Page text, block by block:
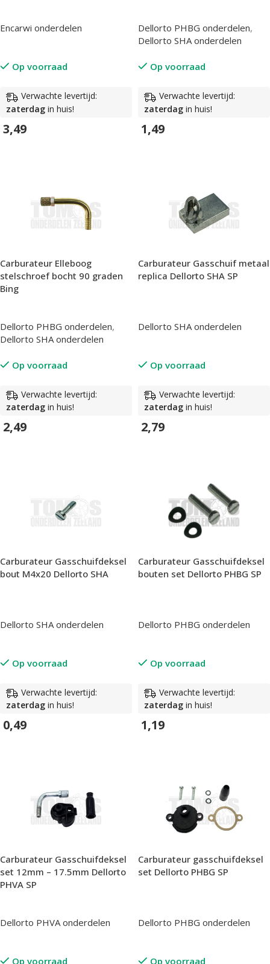
Encarwi onderdelen
Op voorraad
Verwachte levertijd:
zaterdag in huis!
3,49
Dellorto PHBG onderdelen,
Dellorto SHA onderdelen
Op voorraad
Verwachte levertijd:
zaterdag in huis!
1,49
Carburateur Elleboog
stelschroef bocht 90 graden
Bing
Dellorto PHBG onderdelen,
Dellorto SHA onderdelen
Op voorraad
Verwachte levertijd:
zaterdag in huis!
2,49
Carburateur Gasschuif metaal
replica Dellorto SHA SP
Dellorto SHA onderdelen
Op voorraad
Verwachte levertijd:
zaterdag in huis!
2,79
Carburateur Gasschuifdeksel
bout M4x20 Dellorto SHA
Dellorto SHA onderdelen
Op voorraad
Verwachte levertijd:
zaterdag in huis!
0,49
Carburateur Gasschuifdeksel
bouten set Dellorto PHBG SP
Dellorto PHBG onderdelen
Op voorraad
Verwachte levertijd:
zaterdag in huis!
1,19
Carburateur Gasschuifdeksel
set 12mm – 17.5mm Dellorto
PHVA SP
Dellorto PHVA onderdelen
Op voorraad
Carburateur gasschuifdeksel
set Dellorto PHBG SP
Dellorto PHBG onderdelen
Op voorraad